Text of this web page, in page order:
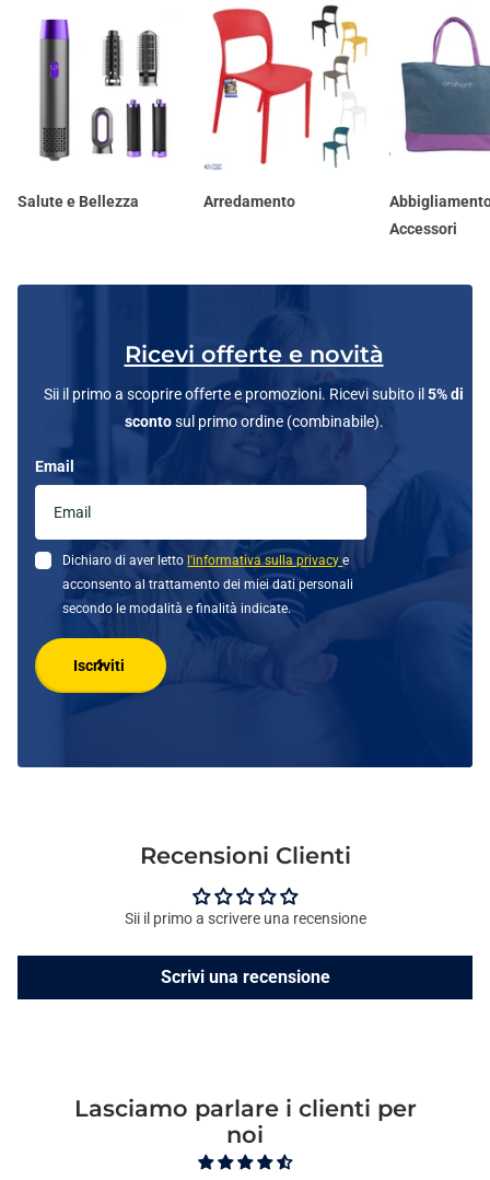
Salute e Bellezza Arredamento
Accessori
Ricevi offerte e novità
Sii il primo a scoprire offerte e promozioni. Ricevi subito il 5% di
scontosul primo ordine (combinabile).
Email
Dichiaro di aver letto l'informativa sulla privacye
acconsento al trattamento dei miei dati personali
secondo le modalità e finalità indicate.
Iscriviti
Recensioni Clienti
Sii il primo a scrivere una recensione
Scrivi una recensione
Lasciamo parlare i clienti per
noi